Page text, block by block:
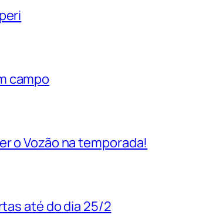
campo
o Vozão na temporada!
até do dia 25/2